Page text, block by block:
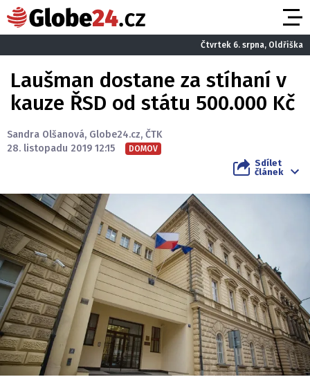
Čtvrtek 6. srpna, Oldřiška
Laušman dostane za stíhaní v
kauze ŘSD od státu 500.000 Kč
Sandra Olšanová, Globe24.cz, ČTK
28. listopadu 2019 12:15
DOMOV
Sdílet
článek